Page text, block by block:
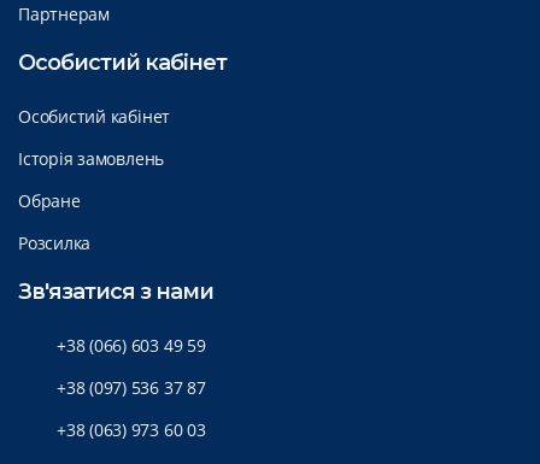
Партнерам
Особистий кабінет
Особистий кабінет
Історія замовлень
Обране
Розсилка
Зв'язатися з нами
+38 (066) 603 49 59
+38 (097) 536 37 87
+38 (063) 973 60 03